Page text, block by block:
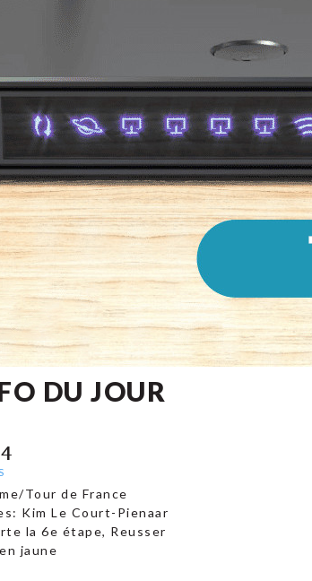
DU JOUR
Tour de France
Kim Le Court-Pienaar
la 6e étape, Reusser
jaune